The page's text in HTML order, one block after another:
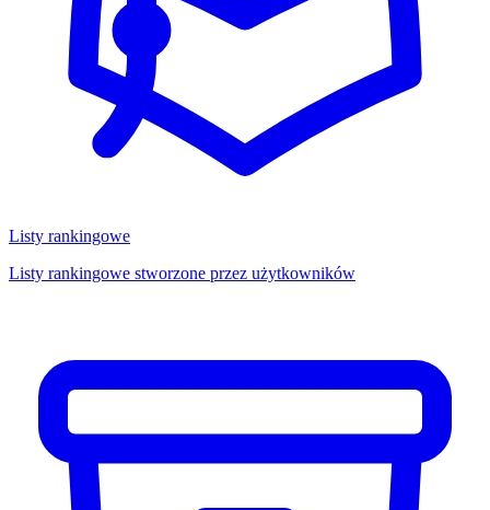
Listy rankingowe
Listy rankingowe stworzone przez użytkowników